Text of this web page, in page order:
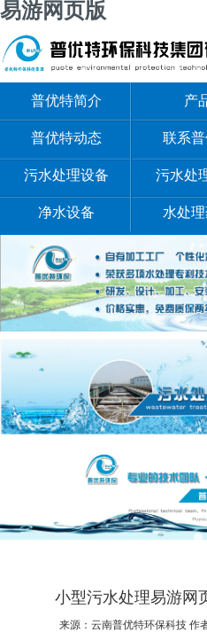
易游网页版
普优特简介 产
普优特动态 联系
污水处理设备 污水处
净水设备 水处理
小型污水处理易游网
来源：云南普优特环保科技 作